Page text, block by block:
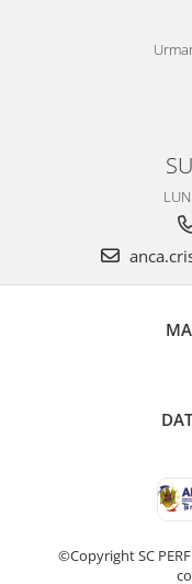
©Copyright SC